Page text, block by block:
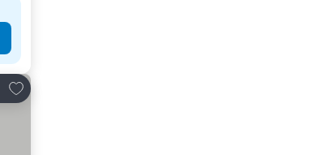
Añadir a favoritos